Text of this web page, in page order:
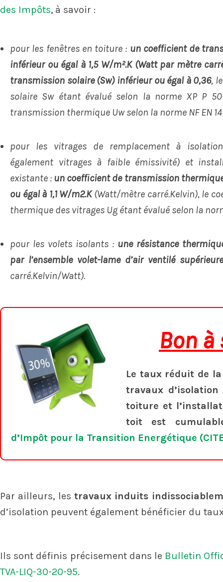
des Impôts, à savoir :
pour les fenêtres en toiture : un coefficient de
inférieur ou égal à 1,5 W/m².K (Watt par mètre
transmission solaire (Sw) inférieur ou égal à 0,36,
solaire Sw étant évalué selon la norme XP P
transmission thermique Uw selon la norme NF EN 14
pour les vitrages de remplacement à
également vitrages à faible émissivité) et
existante : un coefficient de transmission
ou égal à 1,1 W/m2.K(Watt/mètre carré.Kelvin), le
thermique des vitrages Ug étant évalué selon la
pour les volets isolants : une résistance
par l’ensemble volet-lame d’air ventilé
carré.Kelvin/Watt).
Bon
Le taux réduit de la
travaux
toiture et
toit est
d’Impôt pour la Transition Energétique
Par ailleurs, les travaux induits
d’isolation peuvent également bénéficier du taux
Ils sont définis précisement dans le Bulletin
TVA-LIQ-30-20-95.